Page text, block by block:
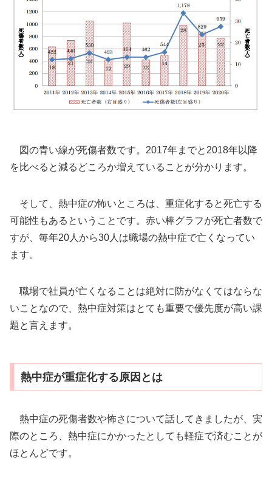
図の青い線が死傷者数です。2017年までと2018年以降
を比べると減るどころか増えていることが分かります。
そして、熱中症の怖いところは、重症化すると死亡する
可能性もあるということです。赤い棒グラフが死亡者数で
すが、毎年20人から30人は職場の熱中症で亡くなってい
ます。
職場で社員が亡くなることは絶対に防がなくてはならな
いことなので、熱中症対策はとても重要で優先度が高い課
題と言えます。
熱中症が重症化する原因とは
熱中症の死傷者数や怖さについて話してきましたが、実
際のところ、熱中症にかかったとしても軽症で済むことが
ほとんどです。